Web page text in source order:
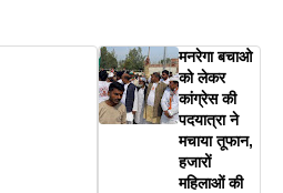
मनरेगा बचाओ
को लेकर
कांग्रेस की
पदयात्रा ने
मचाया तूफान,
हजारों
महिलाओं की